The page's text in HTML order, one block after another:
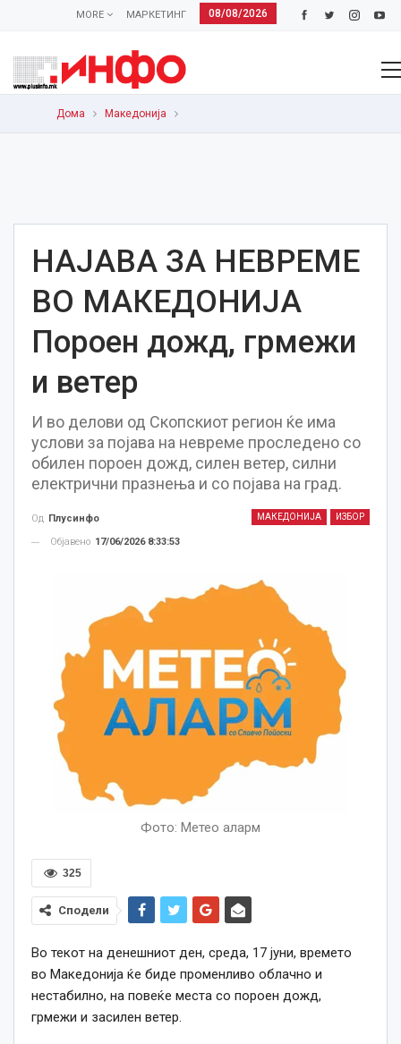
08/08/2026
МАРКЕТИНГ
MORE
Дома Македонија
НАЈАВА ЗА НЕВРЕМЕ
ВО МАКЕДОНИЈА
Пороен дожд, грмежи
и ветер
И во делови од Скопскиот регион ќе има
услови за појава на невреме проследено со
обилен пороен дожд, силен ветер, силни
електрични празнења и со појава на град.
МАКЕДОНИЈА ИЗБОР
Од Плусинфо
Објавено 17/06/2026 8:33:53
Фото: Метео аларм
325
Сподели
Во текот на денешниот ден, среда, 17 јуни, времето
во Македонија ќе биде променливо облачно и
нестабилно, на повеќе места со пороен дожд,
грмежи и засилен ветер.